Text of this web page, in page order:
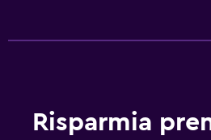
Risparmia